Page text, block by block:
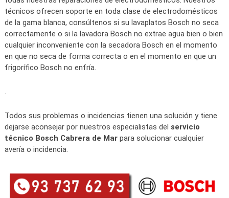
técnicos ofrecen soporte en toda clase de electrodomésticos
de la gama blanca, consúltenos si su lavaplatos Bosch no seca
correctamente o si la lavadora Bosch no extrae agua bien o bien
cualquier inconveniente con la secadora Bosch en el momento
en que no seca de forma correcta o en el momento en que un
frigorífico Bosch no enfría.
.
Todos sus problemas o incidencias tienen una solución y tiene
dejarse aconsejar por nuestros especialistas del servicio
técnico Bosch Cabrera de Marpara solucionar cualquier
avería o incidencia.